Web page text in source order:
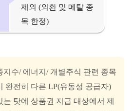
제외 (외환 및 메탈 종
목 한정)
지수/ 에너지/ 개별주식 관련 종목
완전히 다른 LP(유동성 공급자)
는 탓에 상품권 지급 대상에서 제